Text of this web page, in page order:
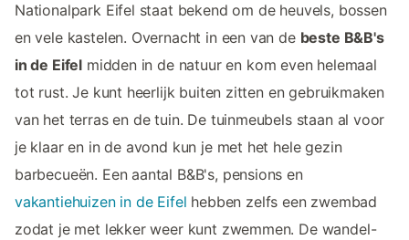
Nationalpark Eifel staat bekend om de heuvels, bossen
en vele kastelen. Overnacht in een van de beste B&B's
in de Eifel midden in de natuur en kom even helemaal
tot rust. Je kunt heerlijk buiten zitten en gebruikmaken
van het terras en de tuin. De tuinmeubels staan al voor
je klaar en in de avond kun je met het hele gezin
barbecueën. Een aantal B&B's, pensions en
vakantiehuizen in de Eifel hebben zelfs een zwembad
zodat je met lekker weer kunt zwemmen. De wandel-